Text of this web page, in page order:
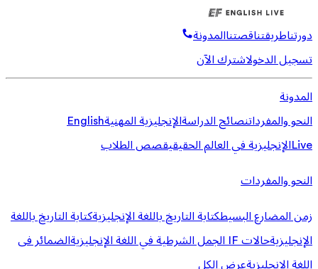
دورتناطريقتناقصتناالمدونة
تسجيل الدخولاشترك الآن
المدونة
النحو والمفرداتنصائح الدراسةالإنجليزية المهنيةEnglish
Liveالإنجليزية في العالم الحقيقيقصص الطلاب
النحو والمفردات
زمن المضارع البسيطكتابة التاريخ باللغة الإنجليزيةكتابة التاريخ باللغة
الإنجليزيةحالات IF الجمل الشرطية في اللغة الإنجليزية
الضمائر فى
اللغة الإنجليزيةعرض الكل